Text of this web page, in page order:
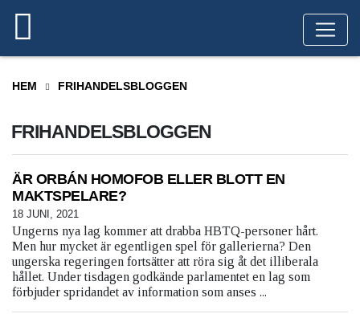
HEM FRIHANDELSBLOGGEN
FRIHANDELSBLOGGEN
ÄR ORBÁN HOMOFOB ELLER BLOTT EN
MAKTSPELARE?
18 JUNI, 2021
Ungerns nya lag kommer att drabba HBTQ-personer hårt.
Men hur mycket är egentligen spel för gallerierna? Den
ungerska regeringen fortsätter att röra sig åt det illiberala
hållet. Under tisdagen godkände parlamentet en lag som
förbjuder spridandet av information som anses ...